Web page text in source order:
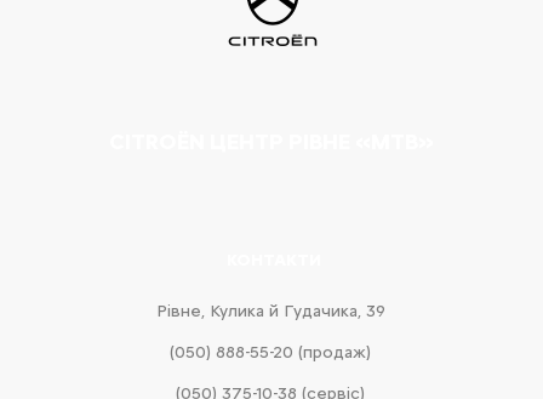
Рівне, Кулика й Гудачика, 39
(050) 888-55-20 (продаж)
(050) 375-10-38 (сервіс)